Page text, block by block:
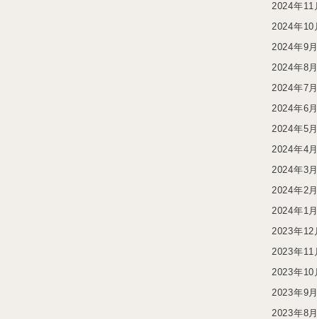
2024年11
2024年10
2024年9月
2024年8月
2024年7月
2024年6月
2024年5月
2024年4月
2024年3月
2024年2月
2024年1月
2023年12
2023年11
2023年10
2023年9月
2023年8月